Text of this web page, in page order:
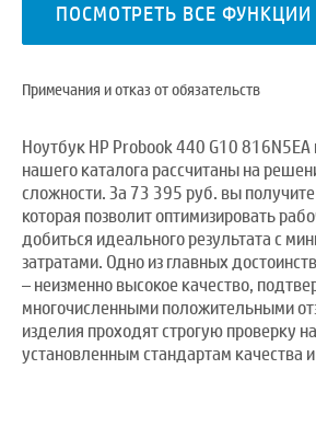
ПОСМОТРЕТЬ ВСЕ ФУНКЦИИ
Примечания и отказ от обязательств
Ноутбук HP Probook 440 G10 816N5EA
нашего каталога рассчитаны на
сложности. За 73 395 руб. вы
которая позволит оптимизировать
добиться идеального результата с
затратами. Одно из главных
– неизменно высокое качество,
многочисленными положительными
изделия проходят строгую проверку
установленным стандартам качества